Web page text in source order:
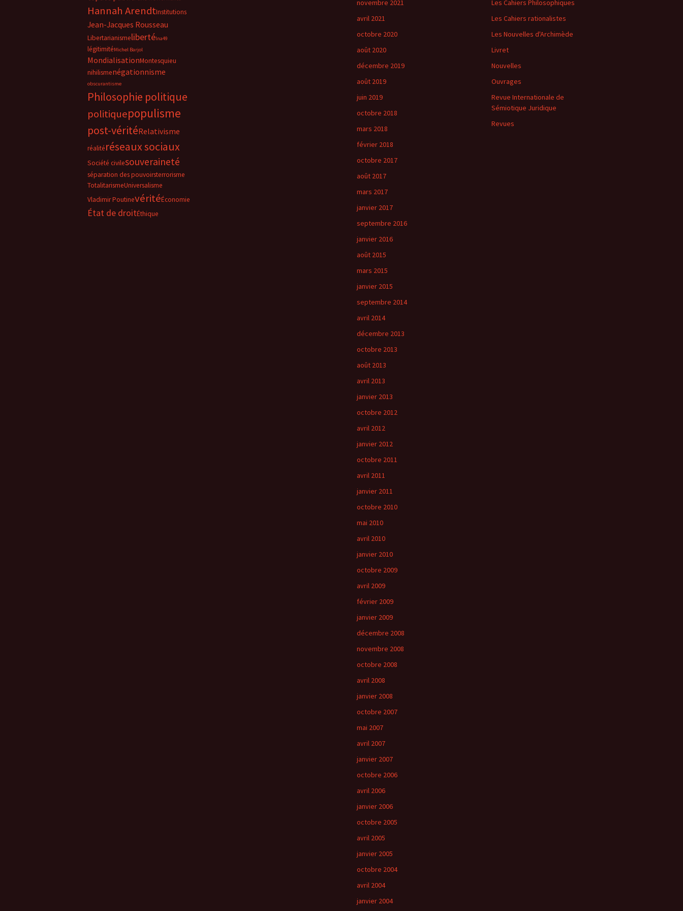
novembre 2021
avril 2021
octobre 2020
août 2020
décembre 2019
août 2019
juin 2019
octobre 2018
mars 2018
février 2018
octobre 2017
août 2017
mars 2017
janvier 2017
septembre 2016
janvier 2016
août 2015
mars 2015
janvier 2015
septembre 2014
avril 2014
décembre 2013
octobre 2013
août 2013
avril 2013
janvier 2013
octobre 2012
avril 2012
janvier 2012
octobre 2011
avril 2011
janvier 2011
octobre 2010
mai 2010
avril 2010
janvier 2010
octobre 2009
avril 2009
février 2009
janvier 2009
décembre 2008
novembre 2008
octobre 2008
avril 2008
janvier 2008
octobre 2007
mai 2007
avril 2007
janvier 2007
octobre 2006
avril 2006
janvier 2006
octobre 2005
avril 2005
janvier 2005
octobre 2004
avril 2004
janvier 2004
Les Cahiers Philosophiques
Les Cahiers rationalistes
Les Nouvelles d'Archimède
Livret
Nouvelles
Ouvrages
Revue Internationale de
Sémiotique Juridique
Revues
Hannah ArendtInstitutions
Jean-Jacques Rousseau
Libertarianismelibertélna49
légitimitéMichel Barjol
MondialisationMontesquieu
nihilismenégationnisme
obscurantisme
Philosophie politique
politiquepopulisme
post-véritéRelativisme
réalitéréseaux sociaux
Société civilesouveraineté
séparation des pouvoirsterrorisme
TotalitarismeUniversalisme
Vladimir PoutinevéritéÉconomie
État de droitÉthique